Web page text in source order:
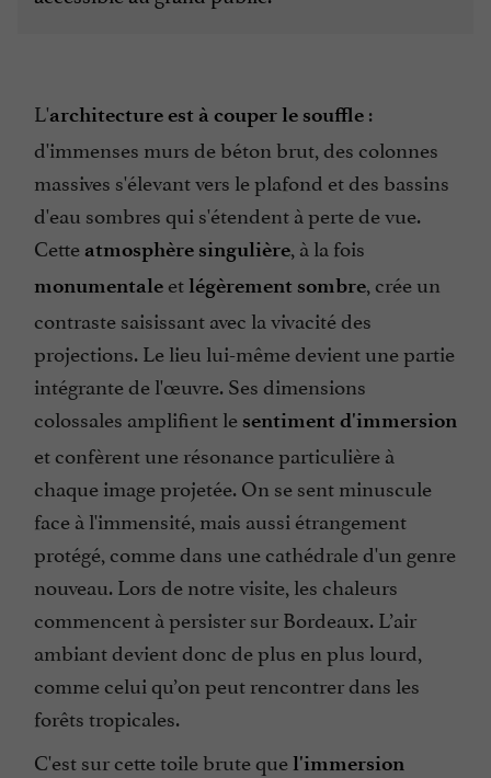
L'architecture est à couper le souffle :
d'immenses murs de béton brut, des colonnes
massives s'élevant vers le plafond et des bassins
d'eau sombres qui s'étendent à perte de vue.
Cette atmosphère singulière, à la fois
monumentale etlégèrement sombre, crée un
contraste saisissant avec la vivacité des
projections. Le lieu lui-même devient une partie
intégrante de l'œuvre. Ses dimensions
colossales amplifient le sentiment d'immersion
et confèrent une résonance particulière à
chaque image projetée. On se sent minuscule
face à l'immensité, mais aussi étrangement
protégé, comme dans une cathédrale d'un genre
nouveau. Lors de notre visite, les chaleurs
commencent à persister sur Bordeaux. L’air
ambiant devient donc de plus en plus lourd,
comme celui qu’on peut rencontrer dans les
forêts tropicales.
C'est sur cette toile brute quel'immersion